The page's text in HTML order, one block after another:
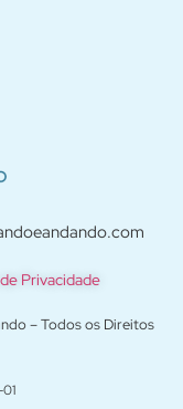
Privacidade
– Todos os Direitos